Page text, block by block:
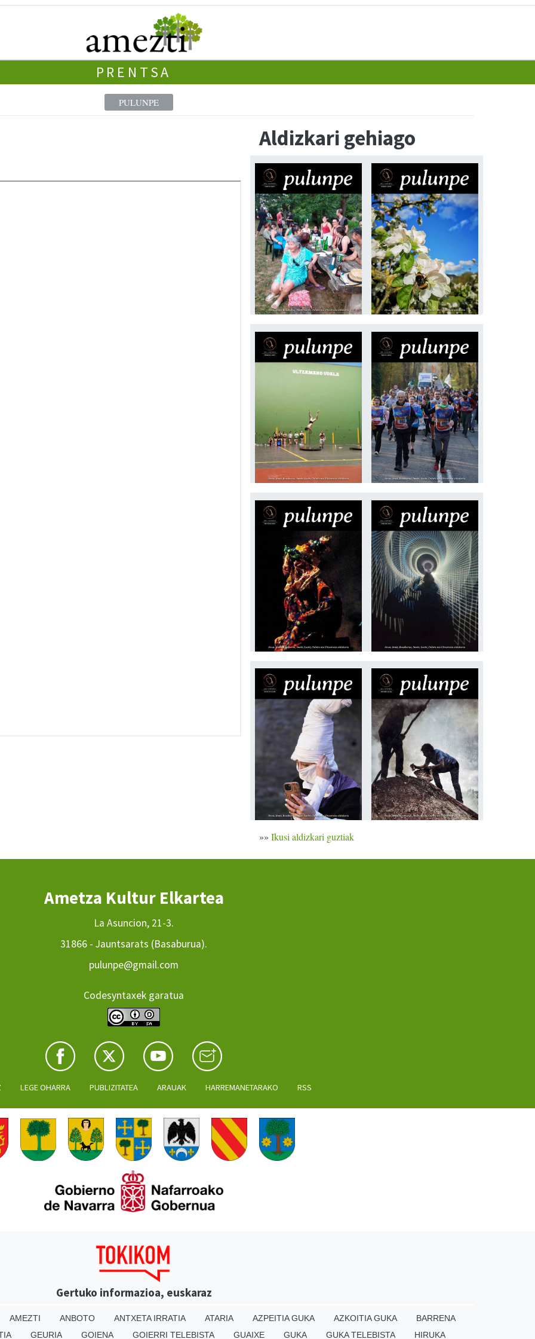
PRENTSA
PULUNPE
Aldizkari gehiago
»» Ikusi aldizkari guztiak
Ametza Kultur Elkartea
La Asuncion, 21-3.
31866 - Jauntsarats (Basaburua).
pulunpe@gmail.com
Codesyntaxek garatua
LEGE OHARRA PUBLIZITATEA ARAUAK HARREMANETARAKO RSS
Gertuko informazioa, euskaraz
AMEZTI ANBOTO ANTXETA IRRATIA ATARIA AZPEITIA GUKA AZKOITIA GUKA
BARRENA
GEURIA GOIENA GOIERRI TELEBISTA GUAIXE GUKA GUKA TELEBISTA HIRUKA